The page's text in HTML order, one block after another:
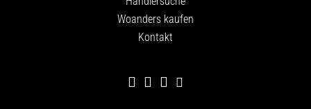
Woanders kaufen
Kontakt